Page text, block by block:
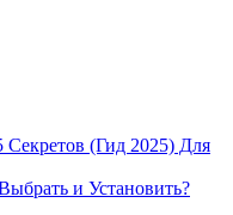
(Гид 2025) Для
и Установить?